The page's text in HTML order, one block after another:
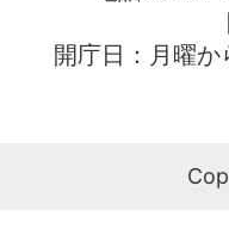
開庁日：月曜